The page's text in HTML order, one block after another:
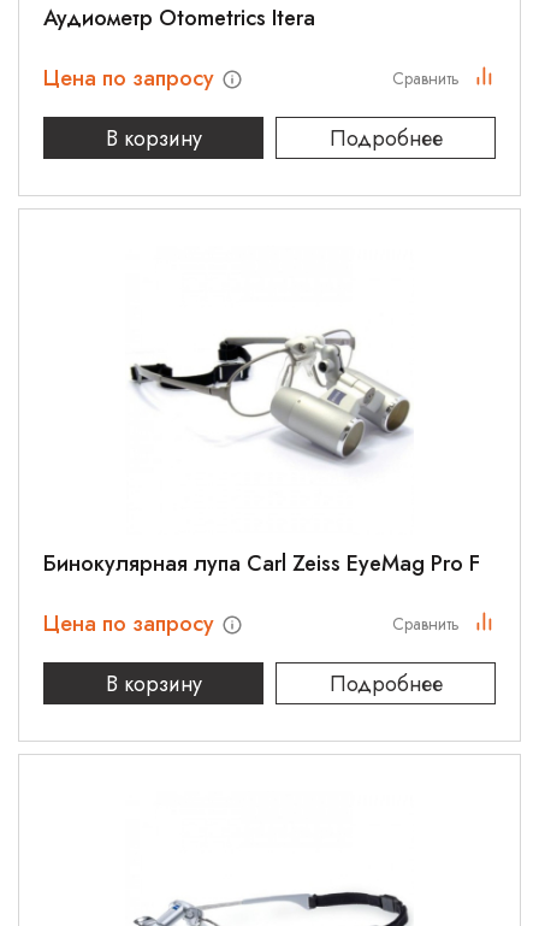
Аудиометр Otometrics Itera
Цена по запросу
В корзину
Подробнее
Сравнить
Бинокулярная лупа Carl Zeiss EyeMag Pro F
Цена по запросу
В корзину
Подробнее
Сравнить